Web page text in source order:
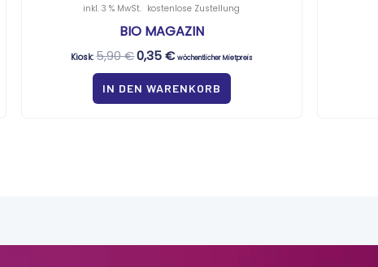
inkl. 3 % MwSt. kostenlose Zustellung
BIO MAGAZIN
Kiosk: 5,90€0,35€ wöchentlicher Mietpreis
IN DEN WARENKORB